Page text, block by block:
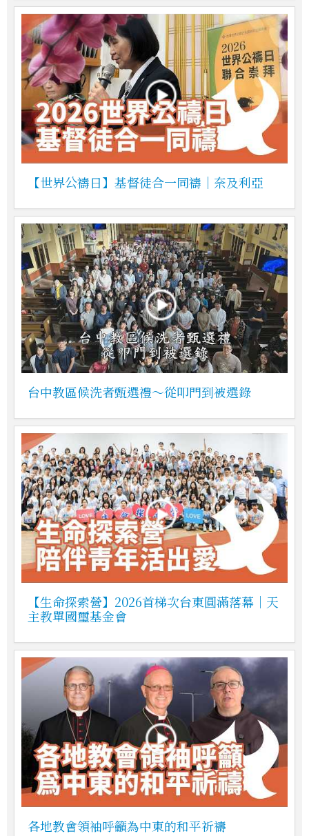
【世界公禱日】基督徒合一同禱｜奈及利亞
台中教區候洗者甄選禮～從叩門到被選錄
【生命探索營】2026首梯次台東圓滿落幕｜天
主教單國璽基金會
各地教會領袖呼籲為中東的和平祈禱